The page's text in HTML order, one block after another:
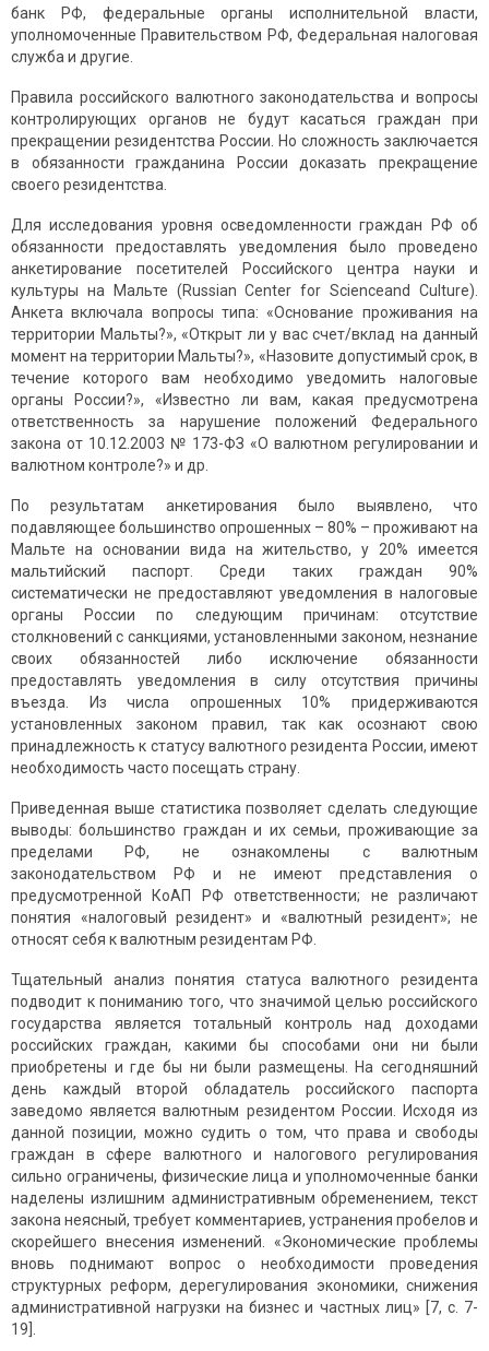
банк РФ, федеральные органы исполнительной власти,
уполномоченные Правительством РФ, Федеральная налоговая
служба и другие.
Правила российского валютного законодательства и вопросы
контролирующих органов не будут касаться граждан при
прекращении резидентства России. Но сложность заключается
в обязанности гражданина России доказать прекращение
своего резидентства.
Для исследования уровня осведомленности граждан РФ об
обязанности предоставлять уведомления было проведено
анкетирование посетителей Российского центра науки и
культуры на Мальте (Russian Center for Scienceand Culture).
Анкета включала вопросы типа: «Основание проживания на
территории Мальты?», «Открыт ли у вас счет/вклад на данный
момент на территории Мальты?», «Назовите допустимый срок, в
течение которого вам необходимо уведомить налоговые
органы России?», «Известно ли вам, какая предусмотрена
ответственность за нарушение положений Федерального
закона от 10.12.2003 № 173-ФЗ «О валютном регулировании и
валютном контроле?» и др.
По результатам анкетирования было выявлено, что
подавляющее большинство опрошенных – 80% – проживают на
Мальте на основании вида на жительство, у 20% имеется
мальтийский паспорт. Среди таких граждан 90%
систематически не предоставляют уведомления в налоговые
органы России по следующим причинам: отсутствие
столкновений с санкциями, установленными законом, незнание
своих обязанностей либо исключение обязанности
предоставлять уведомления в силу отсутствия причины
въезда. Из числа опрошенных 10% придерживаются
установленных законом правил, так как осознают свою
принадлежность к статусу валютного резидента России, имеют
необходимость часто посещать страну.
Приведенная выше статистика позволяет сделать следующие
выводы: большинство граждан и их семьи, проживающие за
пределами РФ, не ознакомлены с валютным
законодательством РФ и не имеют представления о
предусмотренной КоАП РФ ответственности; не различают
понятия «налоговый резидент» и «валютный резидент»; не
относят себя к валютным резидентам РФ.
Тщательный анализ понятия статуса валютного резидента
подводит к пониманию того, что значимой целью российского
государства является тотальный контроль над доходами
российских граждан, какими бы способами они ни были
приобретены и где бы ни были размещены. На сегодняшний
день каждый второй обладатель российского паспорта
заведомо является валютным резидентом России. Исходя из
данной позиции, можно судить о том, что права и свободы
граждан в сфере валютного и налогового регулирования
сильно ограничены, физические лица и уполномоченные банки
наделены излишним административным обременением, текст
закона неясный, требует комментариев, устранения пробелов и
скорейшего внесения изменений. «Экономические проблемы
вновь поднимают вопрос о необходимости проведения
структурных реформ, дерегулирования экономики, снижения
административной нагрузки на бизнес и частных лиц» [7, с. 7-
19].